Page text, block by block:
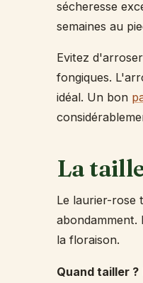
sécheresse
semaines au
Evitez
fongiques.
idéal. Un bon
La
Le laurier-rose
la floraison.
Quand tailler ?